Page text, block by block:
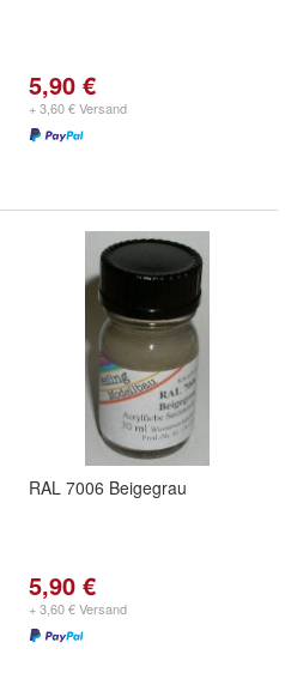
5,90 €
+ 3,60 € Versand
RAL 7006 Beigegrau
5,90 €
+ 3,60 € Versand